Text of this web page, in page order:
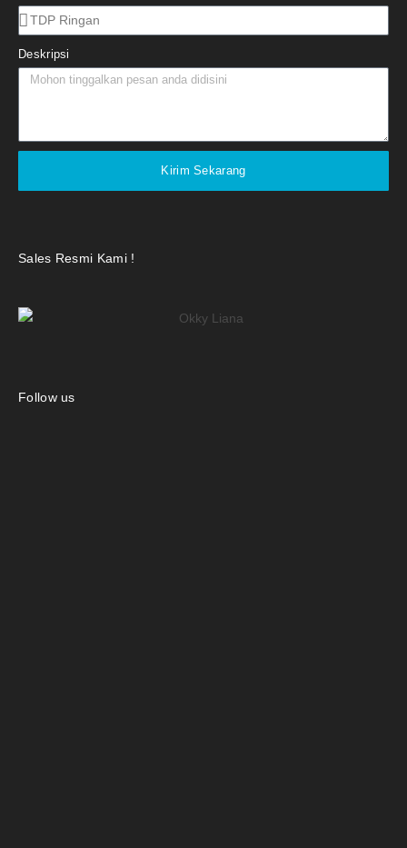
Deskripsi
Kirim Sekarang
Sales Resmi Kami !
Follow us